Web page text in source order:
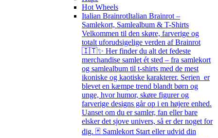
Hot Wheels
Italian BrainrotItalian Brainrot –
Samlekort, Samlealbum & T-Shirts
Velkommen til den skøre, farverige og
totalt uforudsigelige verden af Brainrot
🇮🇹✨ Her finder du alt det fedeste
merchandise samlet ét sted – fra samlekort
og samlealbum til t-shirts med de mest
ikoniske og kaotiske karakterer. Serien er
blevet en kæmpe trend blandt børn og
unge, hvor humor, skøre figurer og
farverige designs går op i en højere enhed.
Uanset om du er samler, fan eller bare
elsker det sjove univers, så er der noget for
dig. 🃏 Samlekort Start eller udvid din